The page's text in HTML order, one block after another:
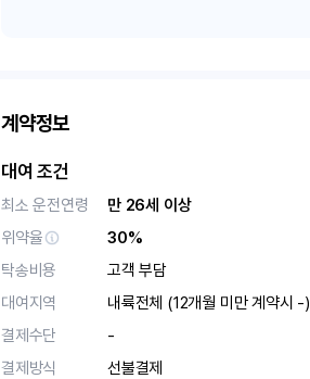
계약정보
대여 조건
최소 운전연령
만 26세 이상
위약율
30%
탁송비용
고객 부담
대여지역
내륙전체 (12개월 미만 계약시 -)
결제수단
-
결제방식
선불결제